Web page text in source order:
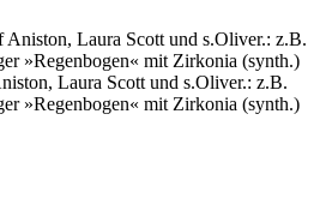
Laura Scott und s.Oliver.: z.B.
»Regenbogen« mit Zirkonia (synth.)